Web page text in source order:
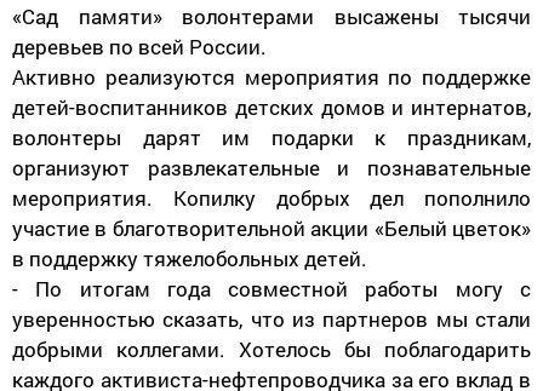
«Сад памяти» волонтерами высажены тысячи
деревьев по всей России.
Активно реализуются мероприятия по поддержке
детей-воспитанников детских домов и интернатов,
волонтеры дарят им подарки к праздникам,
организуют развлекательные и познавательные
мероприятия. Копилку добрых дел пополнило
участие в благотворительной акции «Белый цветок»
в поддержку тяжелобольных детей.
- По итогам года совместной работы могу с
уверенностью сказать, что из партнеров мы стали
добрыми коллегами. Хотелось бы поблагодарить
каждого активиста-нефтепроводчика за его вклад в